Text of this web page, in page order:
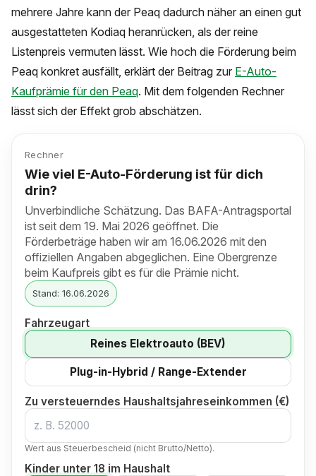
mehrere Jahre kann der Peaq dadurch näher an einen gut
ausgestatteten Kodiaq heranrücken, als der reine
Listenpreis vermuten lässt. Wie hoch die Förderung beim
Peaq konkret ausfällt, erklärt der Beitrag zur E-Auto-
Kaufprämie für den Peaq. Mit dem folgenden Rechner
lässt sich der Effekt grob abschätzen.
Rechner
Wie viel E-Auto-Förderung ist für dich
drin?
Unverbindliche Schätzung. Das BAFA-Antragsportal
ist seit dem 19. Mai 2026 geöffnet. Die
Förderbeträge haben wir am 16.06.2026 mit den
offiziellen Angaben abgeglichen. Eine Obergrenze
beim Kaufpreis gibt es für die Prämie nicht.
Stand: 16.06.2026
Fahrzeugart
Reines Elektroauto (BEV)
Plug-in-Hybrid / Range-Extender
Zu versteuerndes Haushaltsjahreseinkommen (€)
Wert aus Steuerbescheid (nicht Brutto/Netto).
Kinder unter 18 im Haushalt